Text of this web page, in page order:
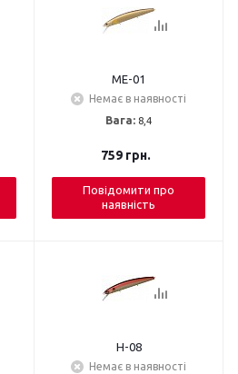
ME-01
Немає в наявності
Вага: 8,4
759грн.
Повідомити про
наявність
H-08
Немає в наявності